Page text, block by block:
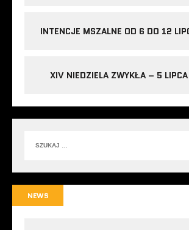
INTENCJE MSZALNE OD 6 DO 12
XIV NIEDZIELA ZWYKŁA – 5
NEWS